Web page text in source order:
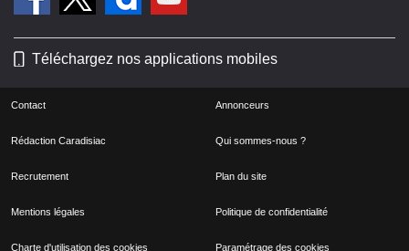
Téléchargez nos applications mobiles
Contact Annonceurs
Rédaction Caradisiac Qui sommes-nous ?
Recrutement Plan du site
Mentions légales Politique de confidentialité
Charte d'utilisation des cookies Paramétrage des cookies